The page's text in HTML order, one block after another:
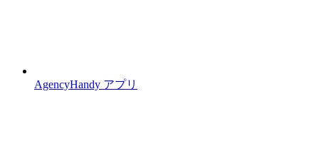
AgencyHandy アプリ